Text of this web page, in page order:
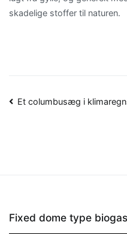
skadelige stoffer til naturen.
Et columbusæg i
Fixed dome type